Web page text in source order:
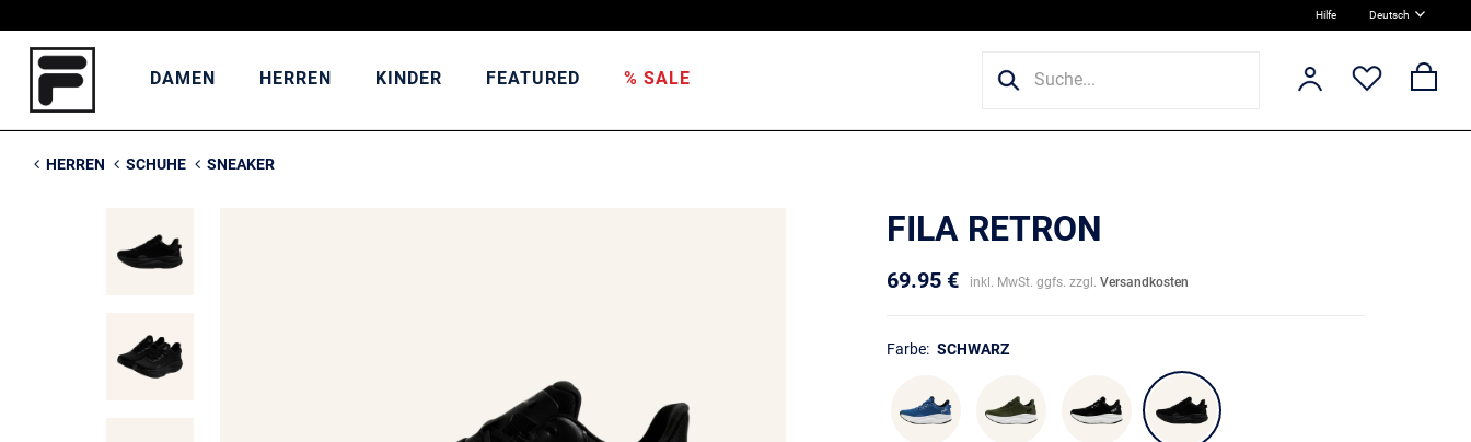
Hilfe Deutsch
DAMEN HERREN KINDER FEATURED % SALE
HERREN SCHUHE SNEAKER
FILA RETRON
69.95 € inkl. MwSt. ggfs. zzgl. Versandkosten
Farbe: SCHWARZ